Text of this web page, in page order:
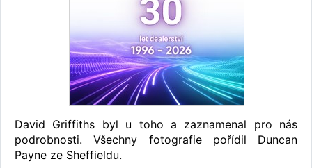
David Griffiths byl u toho a zaznamenal pro nás
podrobnosti. Všechny fotografie pořídil Duncan
Payne ze Sheffieldu.